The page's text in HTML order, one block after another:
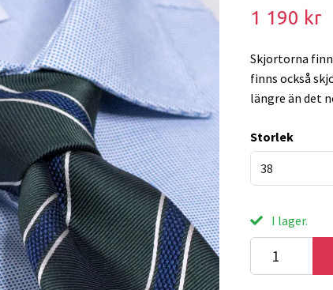
1 190 kr
Skjortorna
finns också
längre än det
Storlek
38
I lager.